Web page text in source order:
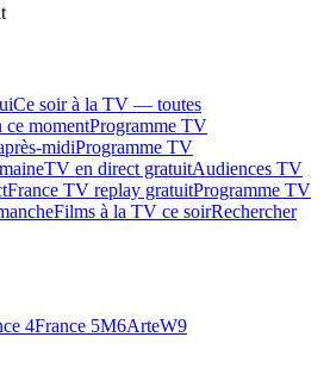
Ce soir à la TV — toutes
ce momentProgramme TV
midiProgramme TV
TV en direct gratuitAudiences TV
France TV replay gratuitProgramme TV
Films à la TV ce soirRechercher
4France 5M6ArteW9